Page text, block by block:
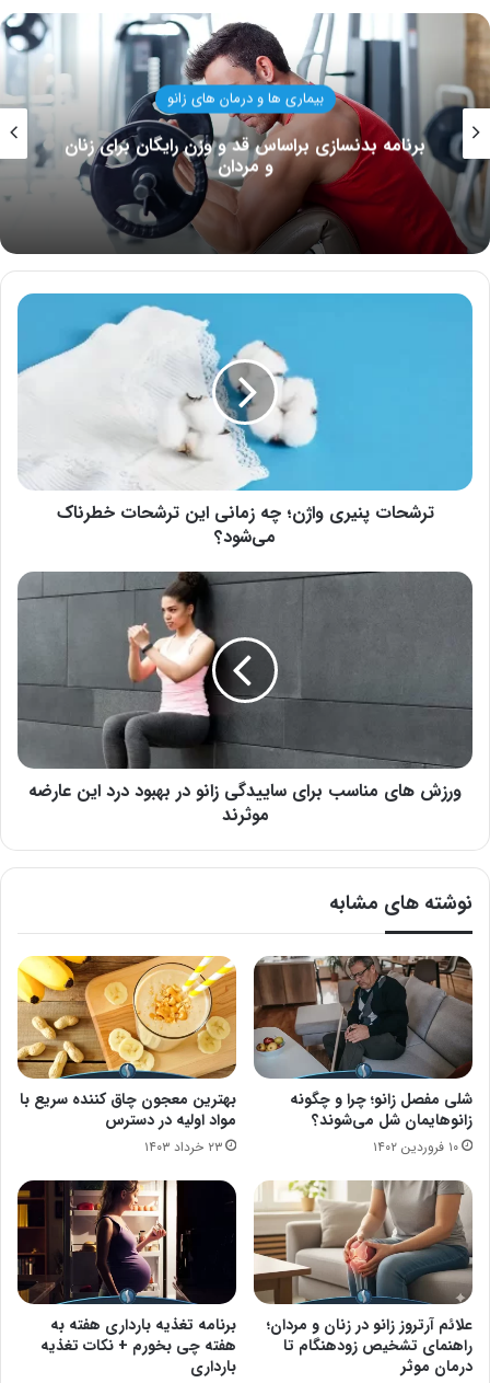
بیماری ها و درمان های زانو
برنامه بدنسازی براساس قد و وزن رایگان برای زنان
و مردان
ترشحات
می‌شود؟
ترشحات پنیری واژن؛ چه زمانی این ترشحات خطرناک
می‌شود؟
ورزش
درد
این
ورزش های مناسب برای ساییدگی زانو در بهبود درد این عارضه
موثرند
نوشته های مشابه
شلی مفصل زانو؛ چرا و چگونه
زانوهایمان شل می‌شوند؟
۱۰ فروردین ۱۴۰۲
بهترین معجون چاق کننده سریع با
مواد اولیه در دسترس
۲۳ خرداد ۱۴۰۳
علائم آرتروز زانو در زنان و مردان؛
راهنمای تشخیص زودهنگام تا
درمان موثر
برنامه تغذیه بارداری هفته به
هفته چی بخورم + نکات تغذیه
بارداری